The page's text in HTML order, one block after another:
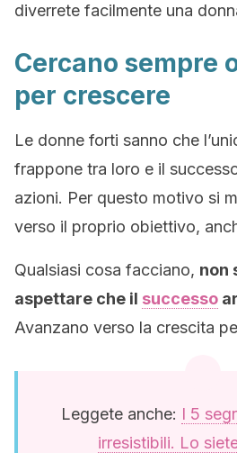
diverrete facilmente una
Cercano sempre
per crescere
Le donne forti sanno che
frappone tra loro e il
azioni. Per questo motivo si
verso il proprio obiettivo,
Qualsiasi cosa facciano, non
aspettare che il successo
Avanzano verso la crescita
Leggete anche: I 5
irresistibili. Lo